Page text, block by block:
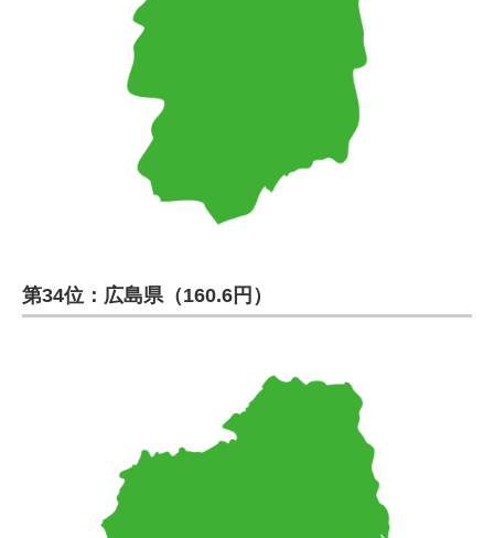
第34位：広島県（160.6円）